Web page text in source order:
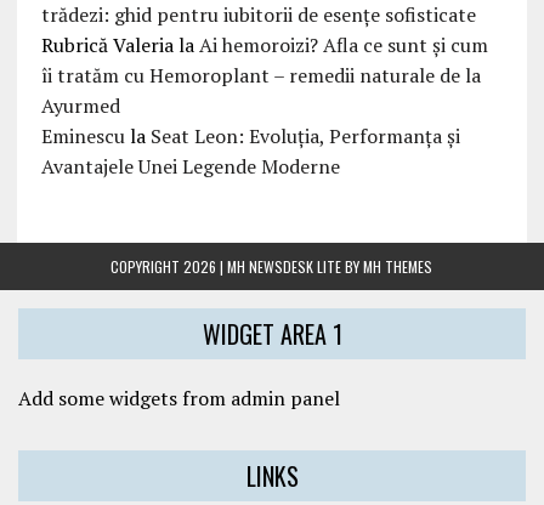
trădezi: ghid pentru iubitorii de esențe sofisticate
Rubrică ValerialaAi hemoroizi? Afla ce sunt și cum
îi tratăm cu Hemoroplant – remedii naturale de la
Ayurmed
Eminescula Seat Leon: Evoluția, Performanța și
Avantajele Unei Legende Moderne
COPYRIGHT 2026 | MH NEWSDESK LITE BYMH THEMES
WIDGET AREA 1
Add some widgets from admin panel
LINKS